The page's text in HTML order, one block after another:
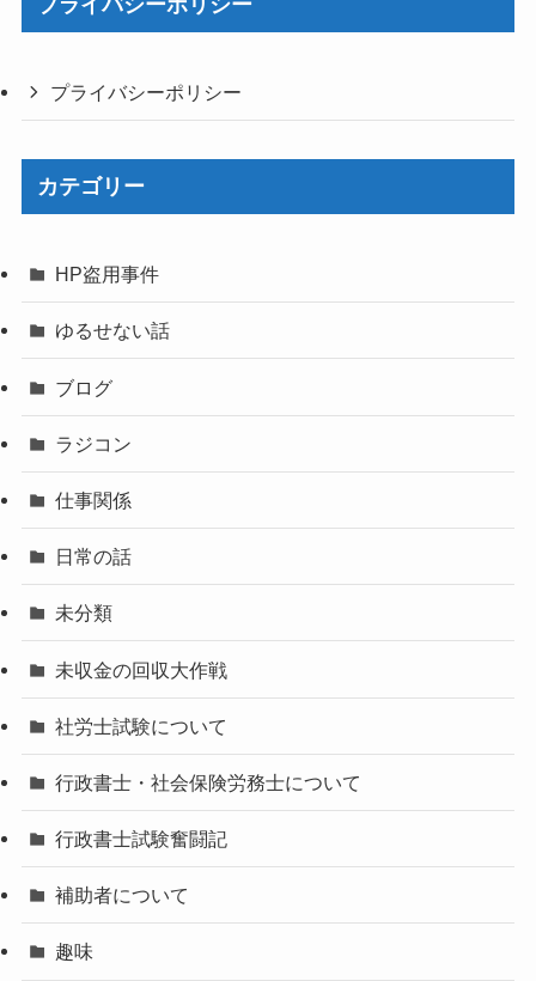
プライバシーポリシー
プライバシーポリシー
カテゴリー
HP盗用事件
ゆるせない話
ブログ
ラジコン
仕事関係
日常の話
未分類
未収金の回収大作戦
社労士試験について
行政書士・社会保険労務士について
行政書士試験奮闘記
補助者について
趣味